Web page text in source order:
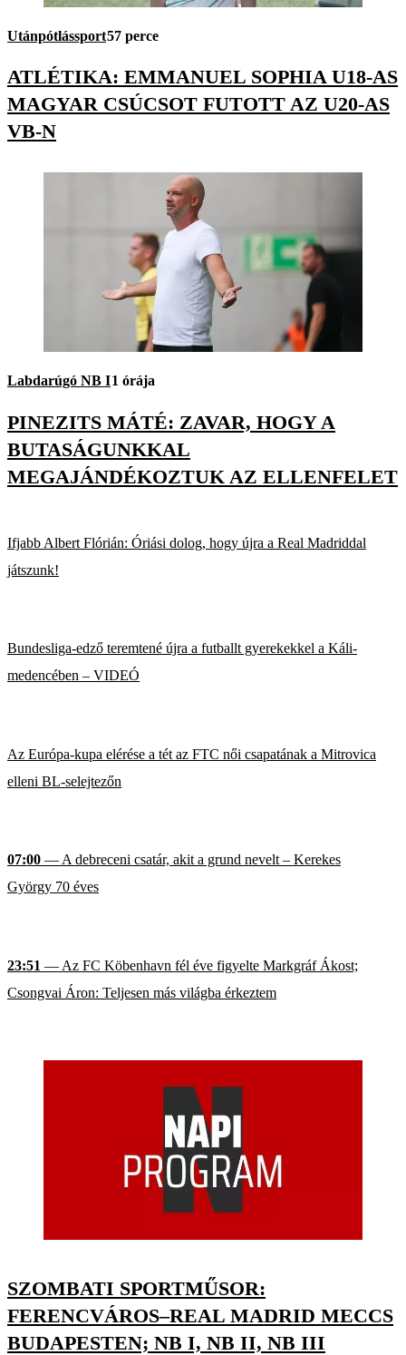
Utánpótlássport57 perce
ATLÉTIKA: EMMANUEL SOPHIA U18-AS
MAGYAR CSÚCSOT FUTOTT AZ U20-AS
VB-N
Labdarúgó NB I1 órája
PINEZITS MÁTÉ: ZAVAR, HOGY A
BUTASÁGUNKKAL
MEGAJÁNDÉKOZTUK AZ ELLENFELET
Ifjabb Albert Flórián: Óriási dolog, hogy újra a Real Madriddal
játszunk!
Bundesliga-edző teremtené újra a futballt gyerekekkel a Káli-
medencében – VIDEÓ
Az Európa-kupa elérése a tét az FTC női csapatának a Mitrovica
elleni BL-selejtezőn
07:00 — A debreceni csatár, akit a grund nevelt – Kerekes
György 70 éves
23:51 — Az FC Köbenhavn fél éve figyelte Markgráf Ákost;
Csongvai Áron: Teljesen más világba érkeztem
SZOMBATI SPORTMŰSOR:
FERENCVÁROS–REAL MADRID MECCS
BUDAPESTEN; NB I, NB II, NB III